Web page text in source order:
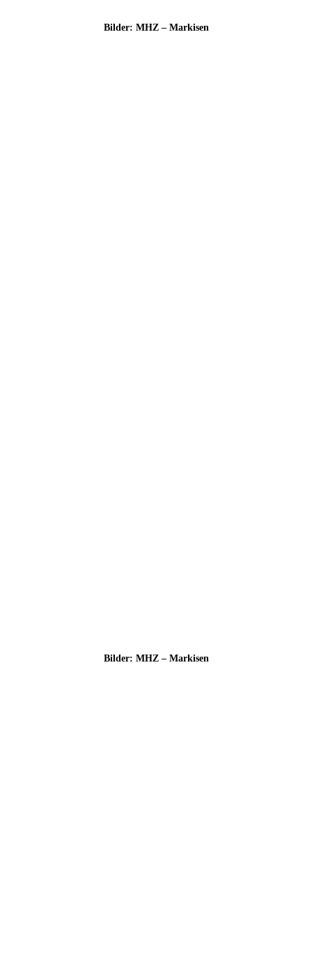
Bil­der: MHZ – Markisen
Bil­der: MHZ – Markisen